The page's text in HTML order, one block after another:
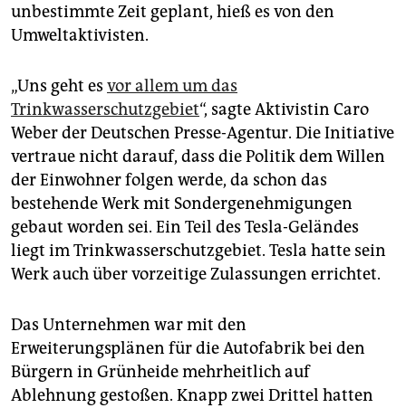
unbestimmte Zeit geplant, hieß es von den
Umweltaktivisten.
„Uns geht es vor allem um das
Trinkwasserschutzgebiet“, sagte Aktivistin Caro
Weber der Deutschen Presse-Agentur. Die Initiative
vertraue nicht darauf, dass die Politik dem Willen
der Einwohner folgen werde, da schon das
bestehende Werk mit Sondergenehmigungen
gebaut worden sei. Ein Teil des Tesla-Geländes
liegt im Trinkwasserschutzgebiet. Tesla hatte sein
Werk auch über vorzeitige Zulassungen errichtet.
Das Unternehmen war mit den
Erweiterungsplänen für die Autofabrik bei den
Bürgern in Grünheide mehrheitlich auf
Ablehnung gestoßen. Knapp zwei Drittel hatten